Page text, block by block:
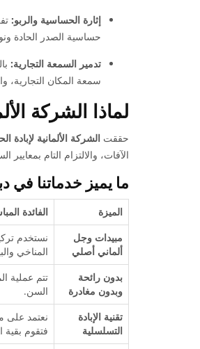
إثارة الحساسية والربو:
حساسية الصدر الحادة
تدمير السمعة التجارية:
سمعة المكان التجارية،
لماذا الشركة
حققت الشركة الألمانية لإبادة
الآفات، والالتزام التام
ما يميز خدماتنا في
الميزة
الفائدة
مبيدات وجل
ألماني أصلي
نستخدم
المناخي
بدون رائحة
وبدون مغادرة
تتم عملية
السن.
تقنية الإبادة
التسلسلية
نعتمد على
فتقوم بقية